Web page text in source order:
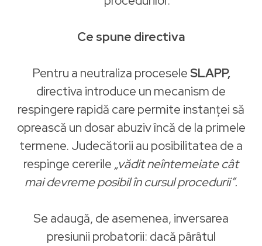
Ce spune directiva
Pentru a neutraliza proceseleSLAPP,
directiva introduce un mecanism de
respingere rapidă care permite instanței să
oprească un dosar abuziv încă de la primele
termene. Judecătorii au posibilitatea de a
respinge cererile „vădit neîntemeiate cât
mai devreme posibil în cursul procedurii”.
Se adaugă, de asemenea, inversarea
presiunii probatorii: dacă pârâtul